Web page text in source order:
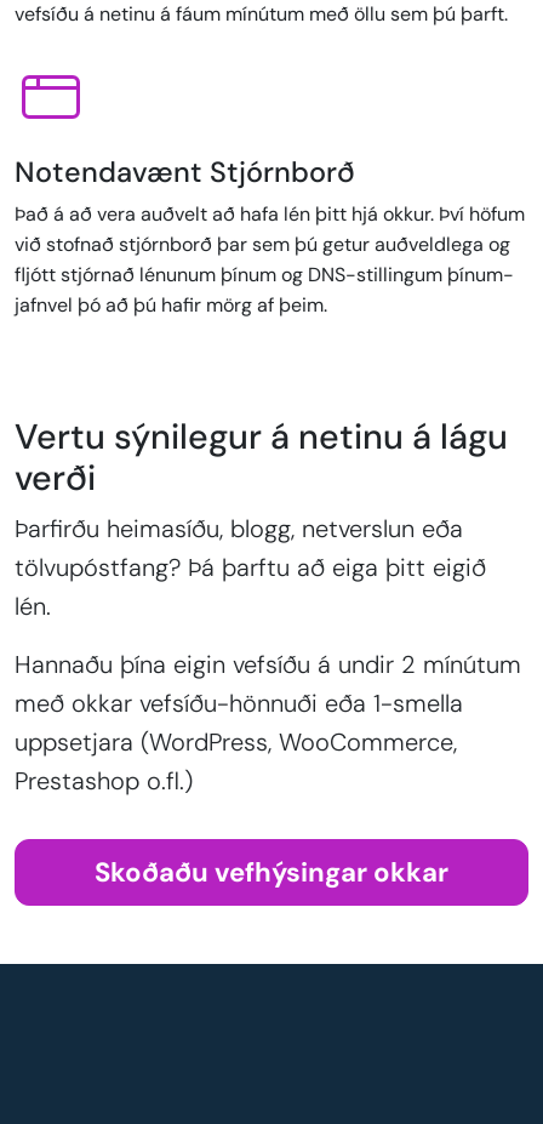
vefsíðu á netinu á fáum mínútum með öllu sem þú þarft.
Notendavænt Stjórnborð
Það á að vera auðvelt að hafa lén þitt hjá okkur. Því höfum
við stofnað stjórnborð þar sem þú getur auðveldlega og
fljótt stjórnað lénunum þínum og DNS-stillingum þínum-
jafnvel þó að þú hafir mörg af þeim.
Vertu sýnilegur á netinu á lágu
verði
Þarfirðu heimasíðu, blogg, netverslun eða
tölvupóstfang? Þá þarftu að eiga þitt eigið
lén.
Hannaðu þína eigin vefsíðu á undir 2 mínútum
með okkar vefsíðu-hönnuði eða 1-smella
uppsetjara (WordPress, WooCommerce,
Prestashop o.fl.)
Skoðaðu vefhýsingar okkar